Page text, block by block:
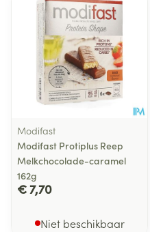
Modifast
Modifast Protiplus Reep
Melkchocolade-caramel
162g
€ 7,70
Niet beschikbaar